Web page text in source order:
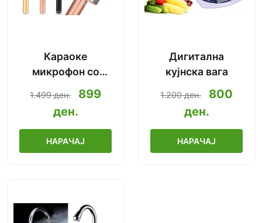
Караоке
микрофон со
Bluetooth
2019.Ново!
1.499 ден.
899
ден.
НАРАЧАЈ
Дигитална
кујнска вага
1.200 ден.
800
ден.
НАРАЧАЈ